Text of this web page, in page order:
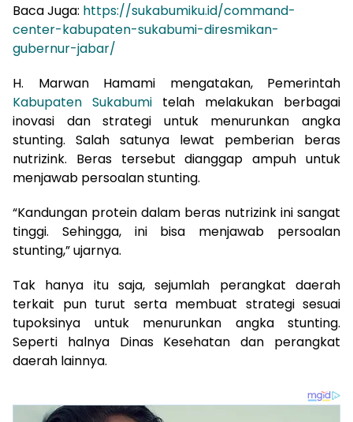
Baca Juga: https://sukabumiku.id/command-
center-kabupaten-sukabumi-diresmikan-
gubernur-jabar/
H. Marwan Hamami mengatakan, Pemerintah
Kabupaten Sukabumi telah melakukan berbagai
inovasi dan strategi untuk menurunkan angka
stunting. Salah satunya lewat pemberian beras
nutrizink. Beras tersebut dianggap ampuh untuk
menjawab persoalan stunting.
“Kandungan protein dalam beras nutrizink ini sangat
tinggi. Sehingga, ini bisa menjawab persoalan
stunting,” ujarnya.
Tak hanya itu saja, sejumlah perangkat daerah
terkait pun turut serta membuat strategi sesuai
tupoksinya untuk menurunkan angka stunting.
Seperti halnya Dinas Kesehatan dan perangkat
daerah lainnya.